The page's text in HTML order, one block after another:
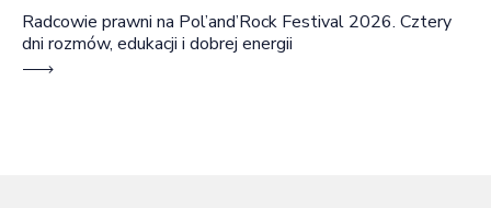
Radcowie prawni na Pol’and’Rock Festival 2026. Cztery
dni rozmów, edukacji i dobrej energii